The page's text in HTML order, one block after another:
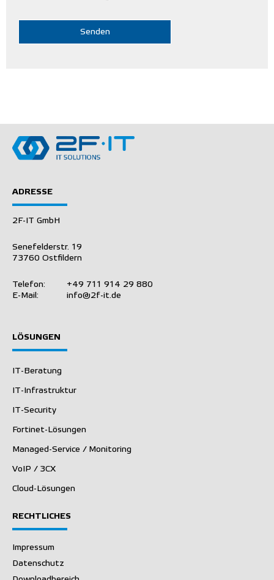
ADRESSE
2F-IT GmbH
Senefelderstr. 19
73760 Ostfildern
Telefon:
+49 711 914 29 880
E-Mail:
info@2f-it.de
LÖSUNGEN
IT-Beratung
IT-Infrastruktur
IT-Security
Fortinet-Lösungen
Managed-Service / Monitoring
VoIP / 3CX
Cloud-Lösungen
RECHTLICHES
Impressum
Datenschutz